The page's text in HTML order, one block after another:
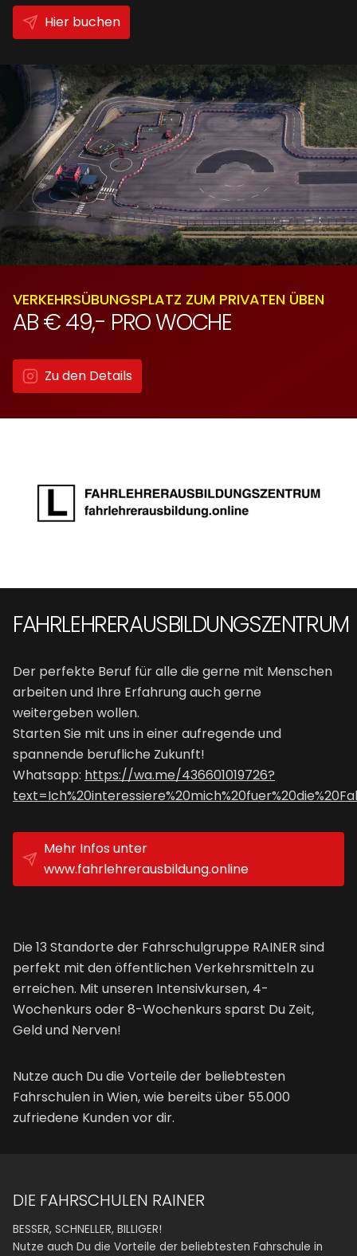
Hier buchen
VERKEHRSÜBUNGSPLATZ ZUM PRIVATEN ÜBEN
AB € 49,- PRO WOCHE
Zu den Details
FAHRLEHRERAUSBILDUNGSZENTRUM
Der perfekte Beruf für alle die gerne mit Menschen
arbeiten und Ihre Erfahrung auch gerne
weitergeben wollen.
Starten Sie mit uns in einer aufregende und
spannende berufliche Zukunft!
Whatsapp: https://wa.me/436601019726?
Mehr Infos unter
www.fahrlehrerausbildung.online
Die 13 Standorte der Fahrschulgruppe RAINER sind
perfekt mit den öffentlichen Verkehrsmitteln zu
erreichen. Mit unseren Intensivkursen, 4-
Wochenkurs oder 8-Wochenkurs sparst Du Zeit,
Geld und Nerven!
Nutze auch Du die Vorteile der beliebtesten
Fahrschulen in Wien, wie bereits über 55.000
zufriedene Kunden vor dir.
DIE FAHRSCHULEN RAINER
BESSER, SCHNELLER, BILLIGER!
Nutze auch Du die Vorteile der beliebtesten Fahrschule in